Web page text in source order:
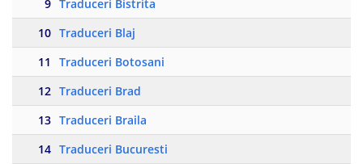
9 Traduceri Bistrita
10 Traduceri Blaj
11
Traduceri Botosani
12 Traduceri Brad
13 Traduceri Braila
14 Traduceri Bucuresti